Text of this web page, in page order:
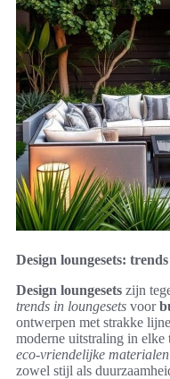
Design loungesets:
Design loungesets zijn
trends in loungesets voor
ontwerpen met strakke
moderne uitstraling in
eco-vriendelijke materialen
zowel stijl als